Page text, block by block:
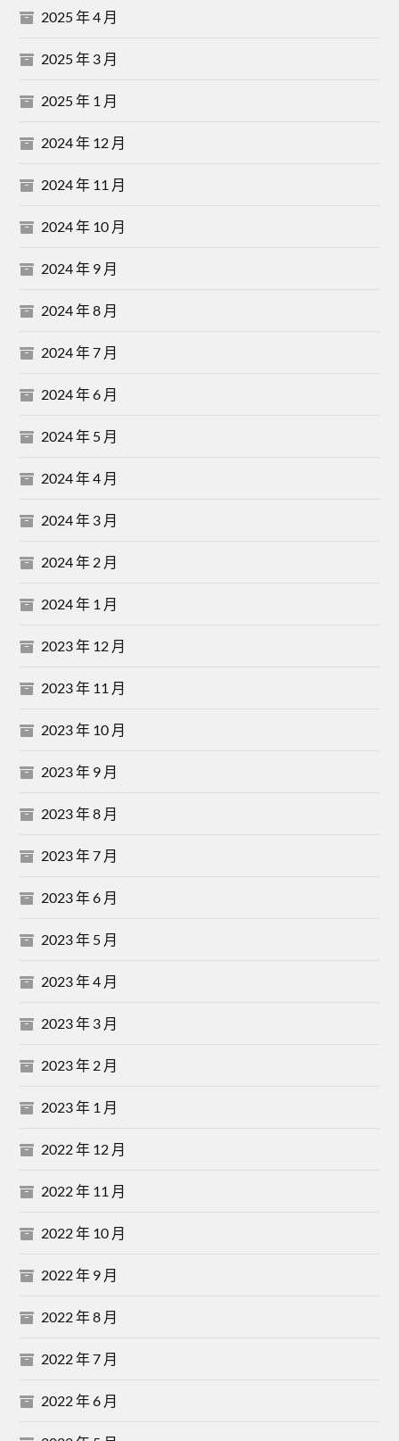
2025 年 4 月
2025 年 3 月
2025 年 1 月
2024 年 12 月
2024 年 11 月
2024 年 10 月
2024 年 9 月
2024 年 8 月
2024 年 7 月
2024 年 6 月
2024 年 5 月
2024 年 4 月
2024 年 3 月
2024 年 2 月
2024 年 1 月
2023 年 12 月
2023 年 11 月
2023 年 10 月
2023 年 9 月
2023 年 8 月
2023 年 7 月
2023 年 6 月
2023 年 5 月
2023 年 4 月
2023 年 3 月
2023 年 2 月
2023 年 1 月
2022 年 12 月
2022 年 11 月
2022 年 10 月
2022 年 9 月
2022 年 8 月
2022 年 7 月
2022 年 6 月